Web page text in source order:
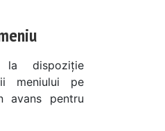
dispoziție
meniului pe
avans pentru